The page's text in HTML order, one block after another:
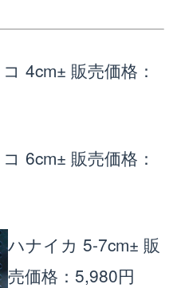
4cm± 販売価格：
6cm± 販売価格：
ハナイカ 5-7cm± 販
売価格：5,980円